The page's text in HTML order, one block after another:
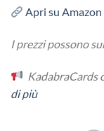
Apri su Amazon
I prezzi possono
KadabraCards
di più